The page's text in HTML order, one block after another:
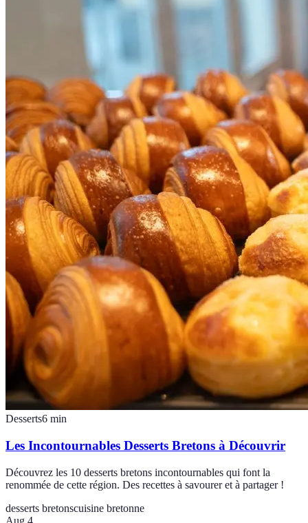
Desserts6 min
Les Incontournables Desserts Bretons à Découvrir
Découvrez les 10 desserts bretons incontournables qui font la
renommée de cette région. Des recettes à savourer et à partager !
desserts bretonscuisine bretonne
Aug 4